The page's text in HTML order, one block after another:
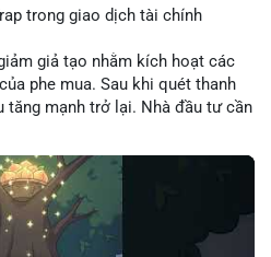
trong giao dịch tài chính
giả tạo nhằm kích hoạt các
phe mua. Sau khi quét thanh
tăng mạnh trở lại. Nhà đầu tư cần